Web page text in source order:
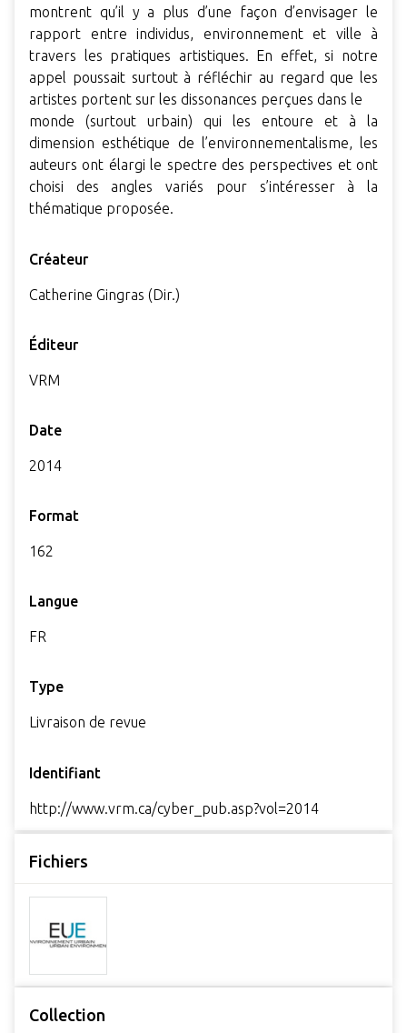
montrent qu’il y a plus d’une façon d’envisager le
rapport entre individus, environnement et ville à
travers les pratiques artistiques. En effet, si notre
appel poussait surtout à réfléchir au regard que les
artistes portent sur les dissonances perçues dans le
monde (surtout urbain) qui les entoure et à la
dimension esthétique de l’environnementalisme, les
auteurs ont élargi le spectre des perspectives et ont
choisi des angles variés pour s’intéresser à la
thématique proposée.
Créateur
Catherine Gingras (Dir.)
Éditeur
VRM
Date
2014
Format
162
Langue
FR
Type
Livraison de revue
Identifiant
http://www.vrm.ca/cyber_pub.asp?vol=2014
Fichiers
Collection